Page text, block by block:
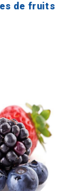
de fruits